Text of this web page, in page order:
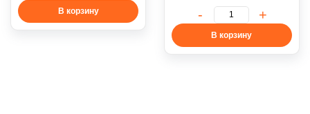
В корзину
В корзину